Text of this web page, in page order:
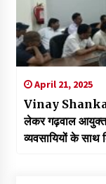
April 21, 2025
Vinay Shankar
लेकर गढ़वाल आयुक्त
व्यवसायियों के साथ